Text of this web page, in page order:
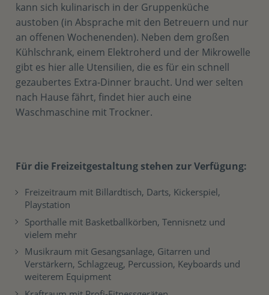
kann sich kulinarisch in der Gruppenküche
austoben (in Absprache mit den Betreuern und nur
an offenen Wochenenden). Neben dem großen
Kühlschrank, einem Elektroherd und der Mikrowelle
gibt es hier alle Utensilien, die es für ein schnell
gezaubertes Extra-Dinner braucht. Und wer selten
nach Hause fährt, findet hier auch eine
Waschmaschine mit Trockner.
Für die Freizeitgestaltung stehen zur Verfügung:
Freizeitraum mit Billardtisch, Darts, Kickerspiel,
Playstation
Sporthalle mit Basketballkörben, Tennisnetz und
vielem mehr
Musikraum mit Gesangsanlage, Gitarren und
Verstärkern, Schlagzeug, Percussion, Keyboards und
weiterem Equipment